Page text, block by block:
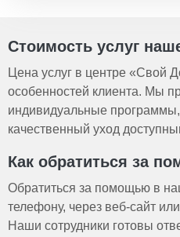
Стоимость услуг
Цена услуг в центре «Свой
особенностей клиента. Мы
индивидуальные
качественный уход
Как обратиться за
Обратиться за помощью в
телефону, через веб-сайт
Наши сотрудники готовы